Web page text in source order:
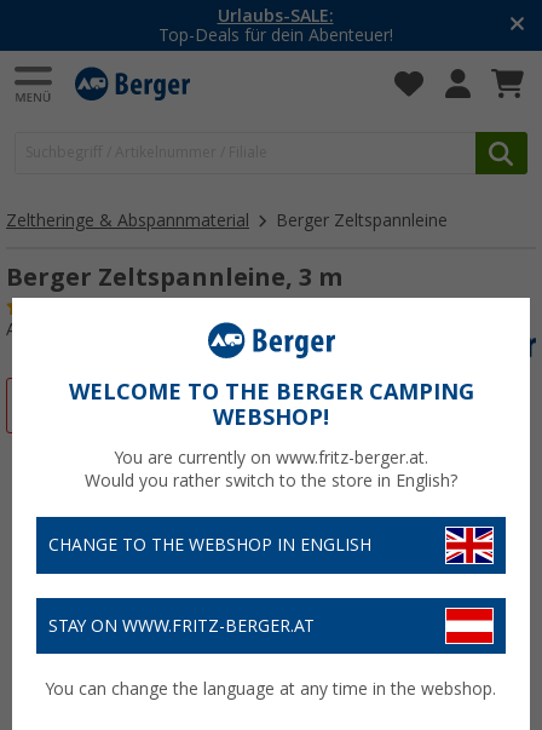
-20% auf Kleidung und Schuhe
Mit dem Aktionscode20SSV
Zeltheringe & Abspannmaterial Berger Zeltspannleine
Berger Zeltspannleine, 3 m
Art.-Nr.: 401420
WELCOME TO THE BERGER CAMPING
WEBSHOP!
You are currently on www.fritz-berger.at.
Would you rather switch to the store in English?
CHANGE TO THE WEBSHOP IN ENGLISH
STAY ON WWW.FRITZ-BERGER.AT
You can change the language at any time in the webshop.